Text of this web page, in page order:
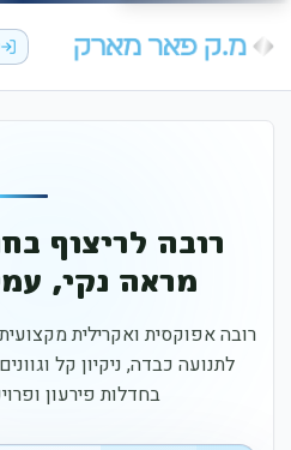
רובה לריצוף
מראה נקי,
רובה אפוקסית ואקרילית
בחדלות פירעון